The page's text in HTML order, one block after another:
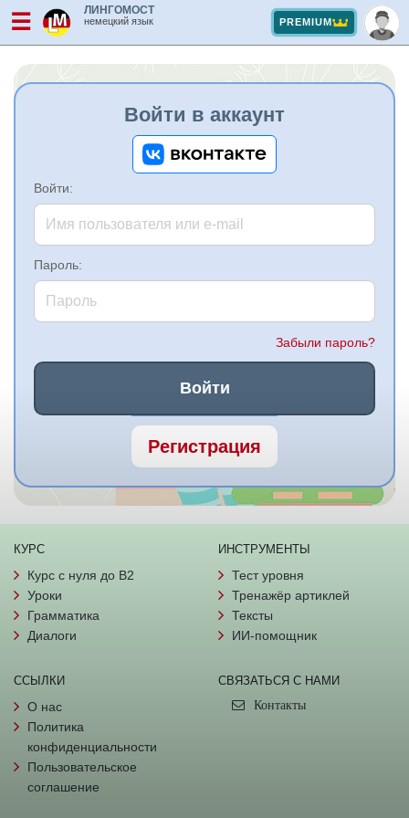
☰ ЛИНГОМОСТ
немецкий язык PREMIUM
Войти в аккаунт
Войти:
Пароль:
Забыли пароль?
Войти
Регистрация
КУРС
Курс с нуля до B2
Уроки
Грамматика
Диалоги
ИНСТРУМЕНТЫ
Тест уровня
Тренажёр артиклей
Тексты
ИИ-помощник
ССЫЛКИ
О нас
Политика
конфиденциальности
Пользовательское
соглашение
СВЯЗАТЬСЯ С НАМИ
Контакты